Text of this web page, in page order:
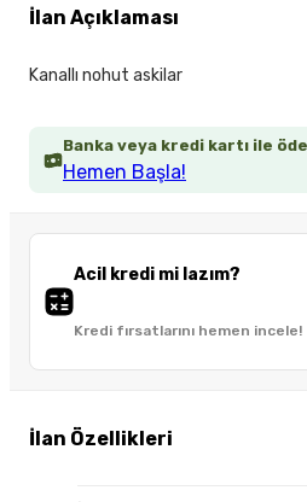
Banka veya kredi kartı ile
Hemen Başla!
Acil kredi mi lazım?
Kredi fırsatlarını hemen incele!
İlan Özellikleri
İlan Açıklaması
Kanallı nohut askilar